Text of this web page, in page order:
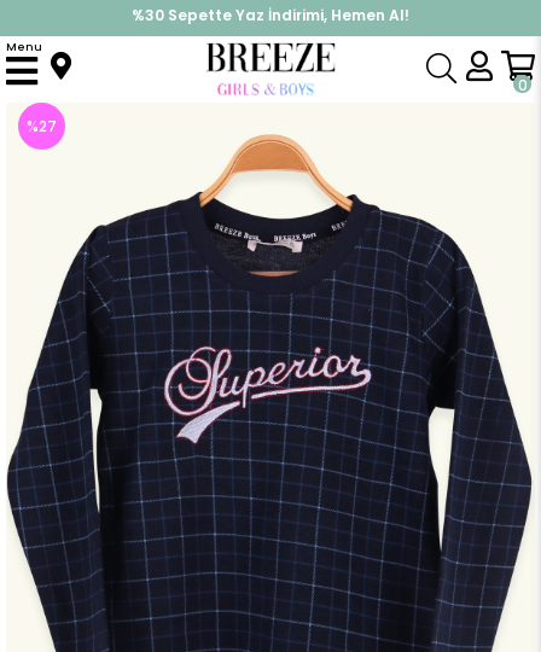
%30 Sepette Yaz İndirimi, Hemen Al!
İndirimlere ek %10 İndirimi Kap, Hemen Üye Ol!
0
Menu
Anasayfa Üst Giyim Uzun Kollu Tişört Erkek Çocuk Uzun Kollu Tişört Nakışlı Koyu Mavi (9 Yaş)
%27